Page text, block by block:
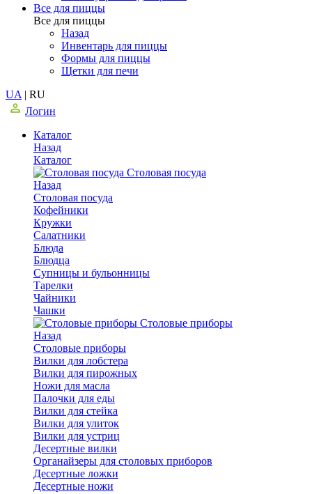
Все для пиццы
Все для пиццы
Назад
Инвентарь для пиццы
Формы для пиццы
Щетки для печи
UA | RU
Логин
Каталог
Назад
Каталог
Столовая посуда
Назад
Столовая посуда
Кофейники
Кружки
Салатники
Блюда
Блюдца
Супницы и бульонницы
Тарелки
Чайники
Чашки
Cтоловые приборы
Назад
Cтоловые приборы
Вилки для лобстера
Вилки для пирожных
Ножи для масла
Палочки для еды
Вилки для стейка
Вилки для улиток
Вилки для устриц
Десертные вилки
Органайзеры для столовых приборов
Десертные ложки
Десертные ножи